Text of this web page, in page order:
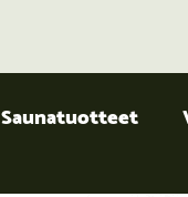
Saunatuotteet